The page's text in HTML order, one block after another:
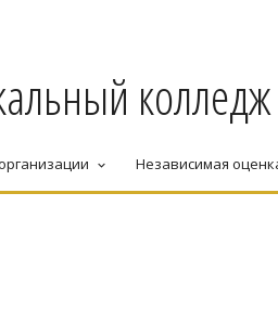
keyboard_arrow_down Независимая